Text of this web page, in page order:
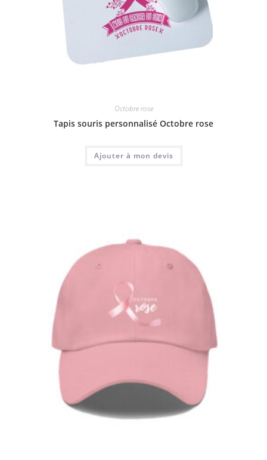
Octobre rose
Tapis souris personnalisé Octobre rose
Ajouter à mon devis